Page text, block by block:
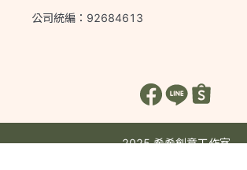
公司統編：92684613
2025 希希創意工作室